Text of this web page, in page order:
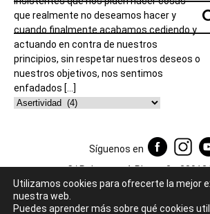
que realmente no deseamos hacer y
cuando finalmente acabamos cediendo y
actuando en contra de nuestros
principios, sin respetar nuestros deseos o
nuestros objetivos, nos sentimos
enfadados […]
Síguenos en
C/ Relatores 4, Planta 3ª, 28012
Aviso legal y Política de Privacidad. Política de
Utilizamos cookies para ofrecerte la mejor
nuestra web.
Puedes aprender más sobre qué cookies